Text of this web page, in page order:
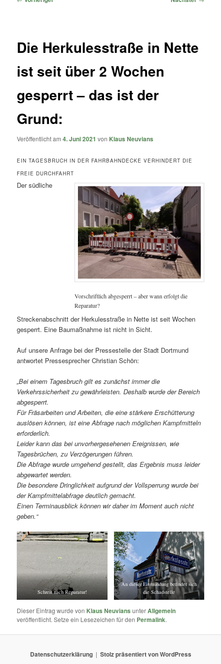
Die Herkulesstraße in Nette
ist seit über 2 Wochen
gesperrt – das ist der
Grund:
Veröffentlicht am4. Juni 2021 von Klaus Neuvians
EIN TAGESBRUCH IN DER FAHRBAHNDECKE VERHINDERT DIE
FREIE DURCHFAHRT
Vorschriftlich abgesperrt – aber wann erfolgt die
Reparatur?
Der südliche
Streckenabschnitt der Herkulesstraße in Nette ist seit Wochen
gesperrt. Eine Baumaßnahme ist nicht in Sicht.
Auf unsere Anfrage bei der Pressestelle der Stadt Dortmund
antwortet Pressesprecher Christian Schön:
„Bei einem Tagesbruch gilt es zunächst immer die
Verkehrssicherheit zu gewährleisten. Deshalb wurde der Bereich
abgesperrt.
Für Fräsarbeiten und Arbeiten, die eine stärkere Erschütterung
auslösen können, ist eine Abfrage nach möglichen Kampfmitteln
erforderlich.
Leider kann das bei unvorhergesehenen Ereignissen, wie
Tagesbrüchen, zu Verzögerungen führen.
Die Abfrage wurde umgehend gestellt, das Ergebnis muss leider
abgewartet werden.
Die besondere Dringlichkeit aufgrund der Vollsperrung wurde bei
der Kampfmittelabfrage deutlich gemacht.
Einen Terminausblick können wir daher im Moment auch nicht
geben.“
Schreit nach Reparatur!
An dieser Einmündung befindet sich
die Schadstelle
Dieser Eintrag wurde von Klaus Neuvians unterAllgemein
veröffentlicht. Setze ein Lesezeichen für den Permalink.
Datenschutzerklärung Stolz präsentiert von WordPress